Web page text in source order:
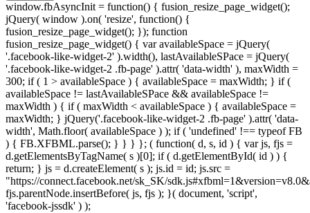
window.fbAsyncInit = function() { fusion_resize_page_widget();
jQuery( window ).on( 'resize', function() {
fusion_resize_page_widget(); }); function
fusion_resize_page_widget() { var availableSpace = jQuery(
'.facebook-like-widget-2' ).width(), lastAvailableSPace = jQuery(
'.facebook-like-widget-2 .fb-page' ).attr( 'data-width' ), maxWidth =
300; if ( 1 > availableSpace ) { availableSpace = maxWidth; } if (
availableSpace != lastAvailableSPace && availableSpace !=
maxWidth ) { if ( maxWidth < availableSpace ) { availableSpace =
maxWidth; } jQuery('.facebook-like-widget-2 .fb-page' ).attr( 'data-
width', Math.floor( availableSpace ) ); if ( 'undefined' !== typeof FB
) { FB.XFBML.parse(); } } } }; ( function( d, s, id ) { var js, fjs =
d.getElementsByTagName( s )[0]; if ( d.getElementById( id ) ) {
return; } js = d.createElement( s ); js.id = id; js.src =
"https://connect.facebook.net/sk_SK/
fjs.parentNode.insertBefore( js, fjs ); }( document, 'script',
'facebook-jssdk' ) );